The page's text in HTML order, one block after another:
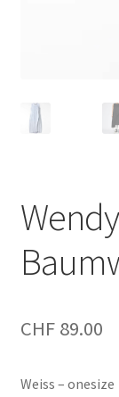
CHF89.00
Weiss – onesize